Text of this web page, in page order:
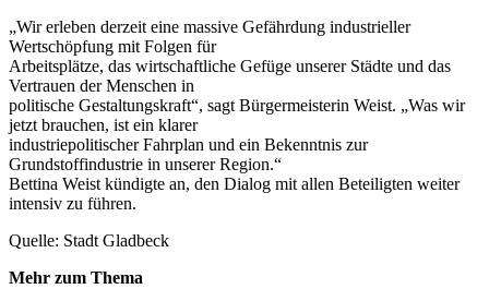
„Wir erleben derzeit eine massive Gefährdung industrieller
Wertschöpfung mit Folgen für
Arbeitsplätze, das wirtschaftliche Gefüge unserer Städte und das
Vertrauen der Menschen in
politische Gestaltungskraft“, sagt Bürgermeisterin Weist. „Was wir
jetzt brauchen, ist ein klarer
industriepolitischer Fahrplan und ein Bekenntnis zur
Grundstoffindustrie in unserer Region.“
Bettina Weist kündigte an, den Dialog mit allen Beteiligten weiter
intensiv zu führen.
Quelle: Stadt Gladbeck
Mehr zum Thema